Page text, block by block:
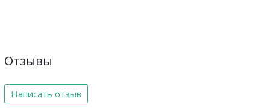
Отзывы
Написать отзыв